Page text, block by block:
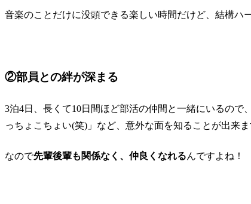
音楽のことだけに没頭できる楽しい時間だけど、結構ハ
②部員との絆が深まる
3泊4日、長くて10日間ほど部活の仲間と一緒にいるの
っちょこちょい(笑)」など、 意外な面を知ることが出来ま
なので先輩後輩も関係なく、仲良くなれるんですよね！